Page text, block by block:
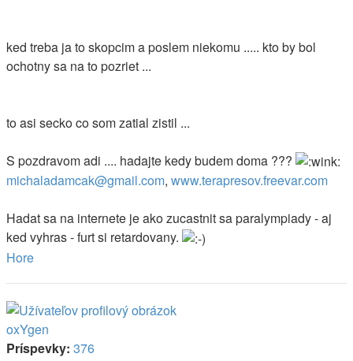
ked treba ja to skopcim a poslem niekomu ..... kto by bol
ochotny sa na to pozriet ...
to asi secko co som zatial zistil ...
S pozdravom adi .... hadajte kedy budem doma ???
michaladamcak@gmail.com, www.terapresov.freevar.com
Hadat sa na internete je ako zucastnit sa paralympiady - aj
ked vyhras - furt si retardovany.
Hore
oxYgen
Príspevky: 376